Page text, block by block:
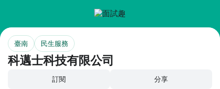
科邁士科技有限公司
臺南 民生服務
訂閱 分享